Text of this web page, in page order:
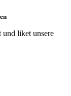
und liket unsere